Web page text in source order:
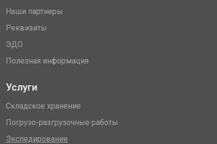
Наши партнеры
Реквизиты
ЭДО
Полезная информация
Услуги
Складское хранение
Погрузо-разгрузочные работы
Экспедирование